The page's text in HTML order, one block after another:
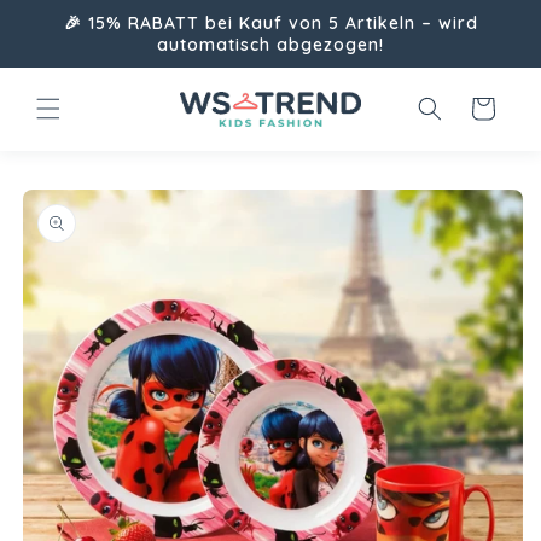
zum🎉 15% RABATT bei Kauf von 5 Artikeln – wird
automatisch abgezogen!
Warenkorb